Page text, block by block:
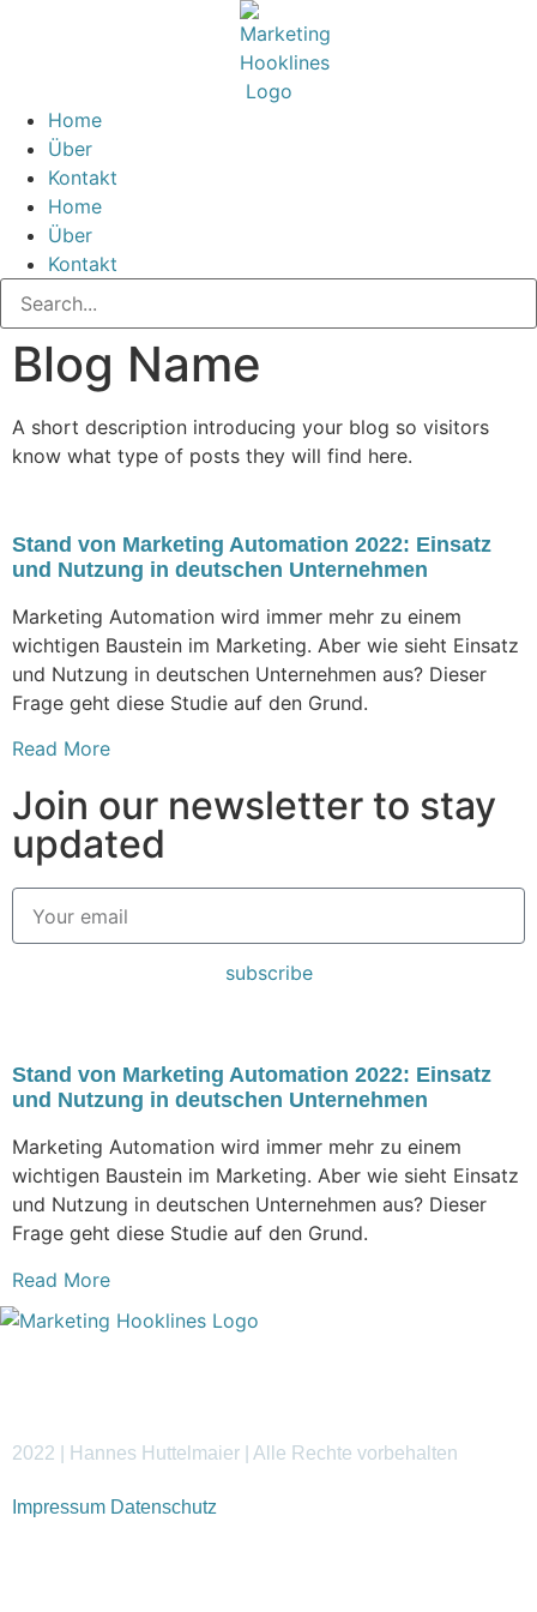
Home
Über
Kontakt
Home
Über
Kontakt
Blog Name
A short description introducing your blog so visitors
know what type of posts they will find here.
Stand von Marketing Automation 2022: Einsatz
und Nutzung in deutschen Unternehmen
Marketing Automation wird immer mehr zu einem
wichtigen Baustein im Marketing. Aber wie sieht Einsatz
und Nutzung in deutschen Unternehmen aus? Dieser
Frage geht diese Studie auf den Grund.
Read More
Join our newsletter to stay
updated
subscribe
Stand von Marketing Automation 2022: Einsatz
und Nutzung in deutschen Unternehmen
Marketing Automation wird immer mehr zu einem
wichtigen Baustein im Marketing. Aber wie sieht Einsatz
und Nutzung in deutschen Unternehmen aus? Dieser
Frage geht diese Studie auf den Grund.
Read More
2022 | Hannes Huttelmaier | Alle Rechte vorbehalten
Impressum Datenschutz